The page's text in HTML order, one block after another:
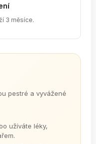
3 měsíce.
pestré a vyvážené
užíváte léky,